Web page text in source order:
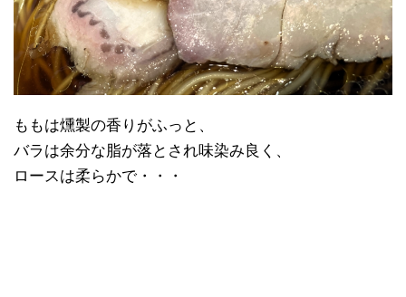
ももは燻製の香りがふっと、
バラは余分な脂が落とされ味染み良く、
ロースは柔らかで・・・